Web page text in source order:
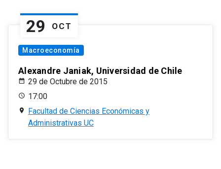
29 OCT
Macroeconomía
Alexandre Janiak, Universidad de Chile
29 de Octubre de 2015
17:00
Facultad de Ciencias Económicas y
Administrativas UC